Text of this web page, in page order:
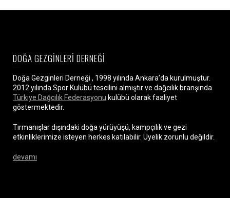
DOĞA GEZGİNLERİ DERNEĞİ
Doğa Gezginleri Derneği , 1998 yılında Ankara’da kurulmuştur.
2012 yılında Spor Kulübü tescilini almıştır ve dağcılık branşında
Türkiye Dağcılık Federasyonu kulübü olarak faaliyet
göstermektedir.
Tırmanışlar dışındaki doğa yürüyüşü, kampçılık ve gezi
etkinliklerimize isteyen herkes katılabilir. Üyelik zorunlu değildir.
devamı